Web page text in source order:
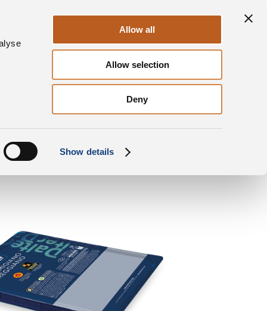
Show details
Allow all
Allow selection
Deny
Contacts
Parmigiano Reggiano Barquette Copeaux